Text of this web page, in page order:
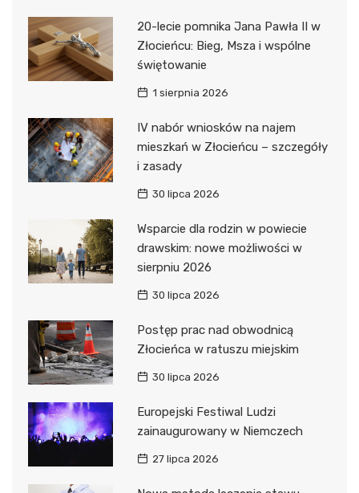
20-lecie pomnika Jana Pawła II w
Złocieńcu: Bieg, Msza i wspólne
świętowanie
1 sierpnia 2026
IV nabór wniosków na najem
mieszkań w Złocieńcu – szczegóły
i zasady
30 lipca 2026
Wsparcie dla rodzin w powiecie
drawskim: nowe możliwości w
sierpniu 2026
30 lipca 2026
Postęp prac nad obwodnicą
Złocieńca w ratuszu miejskim
30 lipca 2026
Europejski Festiwal Ludzi
zainaugurowany w Niemczech
27 lipca 2026